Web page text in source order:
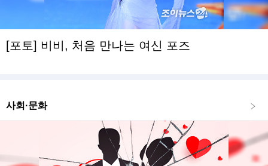
[포토] 비비, 처음 만나는 여신 포즈
사회·문화